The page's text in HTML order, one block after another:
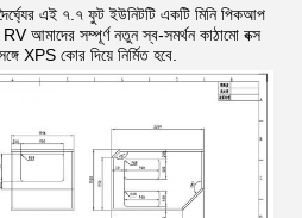
এই ৭.৭ ফুট ইউনিটটি একটি মিনি পিকআপ
আমাদের সম্পূর্ণ নতুন স্ব-সমর্থন কাঠামো বক্স
XPS কোর দিয়ে নির্মিত হবে.